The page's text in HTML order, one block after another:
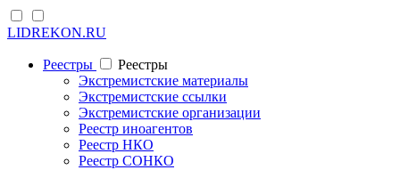
LIDREKON.RU
Реестры
Реестры
Экстремистские материалы
Экстремистские ссылки
Экстремистские организации
Реестр иноагентов
Реестр НКО
Реестр СОНКО